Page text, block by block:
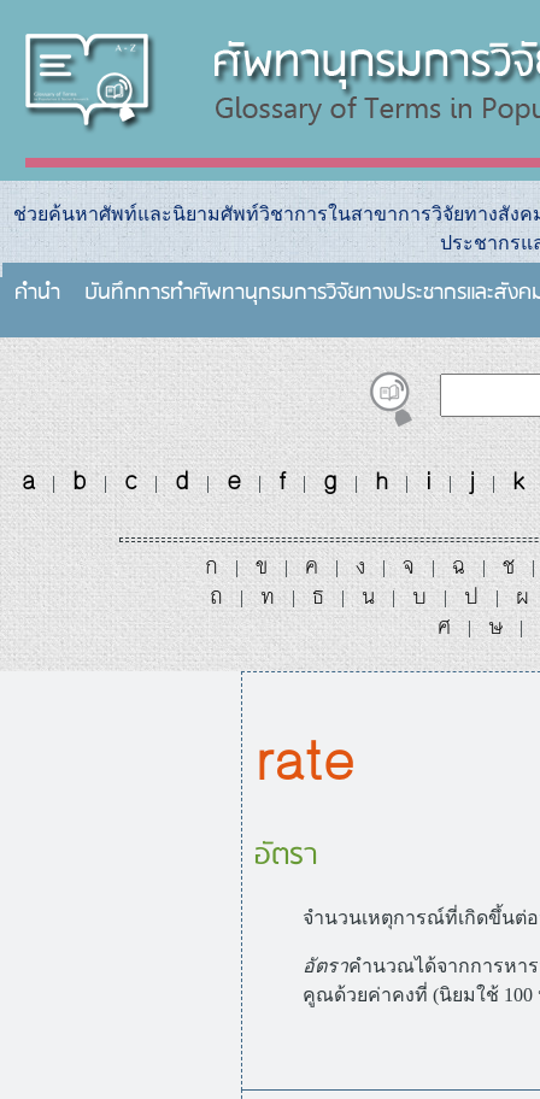
ช่วยค้นหาศัพท์และนิยามศัพท์วิชาการในสาขาการวิจัยทางสัง
ประชากรแ
คำนำ บันทึกการทําศัพทานุกรมการวิจัยทางประชากรและสัง
a | b | c | d | e | f | g | h | i | j | k
ก | ข | ค | ง | จ | ฉ | ช |
ถ | ท | ธ | น | บ | ป |
ผ
ศ
| ษ |
rate
อัตรา
จำนวนเหตุการณ์ที่เกิดขึ้นต่อ
อัตราคำนวณได้จากการหา
คูณด้วยค่าคงที่ (นิยมใช้ 100